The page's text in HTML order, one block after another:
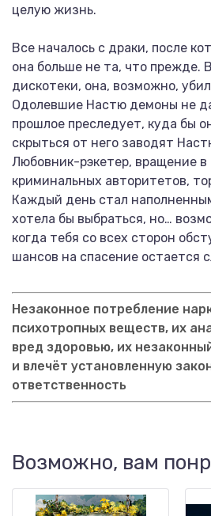
целую жизнь.
Все началось с драки, после
она больше не та, что прежде.
дискотеки, она, возможно,
Одолевшие Настю демоны не
прошлое преследует, куда бы
скрыться от него заводят
Любовник-рэкетер, вращение в
криминальных авторитетов,
Каждый день стал
хотела бы выбраться, но…
когда тебя со всех сторон
шансов на спасение остается
Незаконное потребление
психотропных веществ, их
вред здоровью, их
и влечёт установленную
ответственность
Возможно, вам